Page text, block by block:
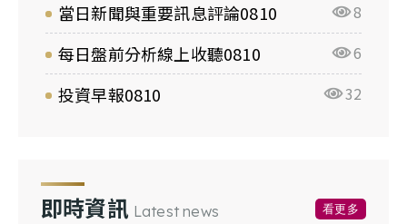
當日新聞與重要訊息評論0810 8
每日盤前分析線上收聽0810 6
投資早報0810 32
即時資訊 Latest news 看更多